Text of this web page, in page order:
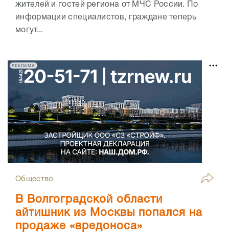
жителей и гостей региона от МЧС России. По
информации специалистов, граждане теперь
могут...
РЕКЛАМА
Общество
В Волгоградской области
айтишник из Москвы попался на
продаже «вредоноса»